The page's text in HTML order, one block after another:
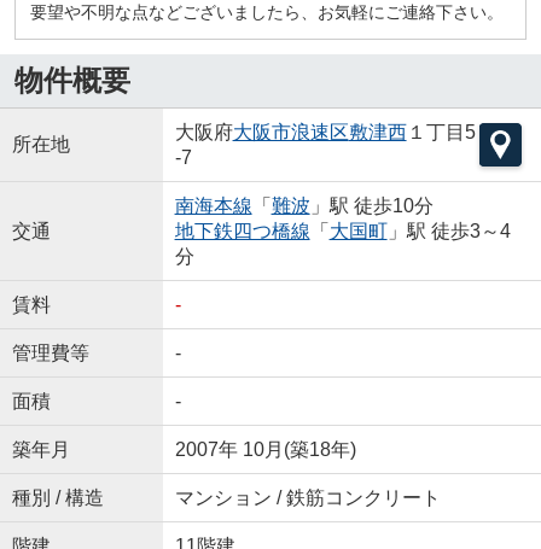
要望や不明な点などございましたら、お気軽にご連絡下さい。
物件概要
所在地
大阪府大阪市浪速区敷津西１丁目5
-7
交通
南海本線 「 難波 」駅 徒歩10分
地下鉄四つ橋線 「 大国町」駅 徒歩3～4
分
賃料 -
管理費等 -
面積 -
築年月 2007年 10月(築18年)
種別 / 構造 マンション / 鉄筋コンクリート